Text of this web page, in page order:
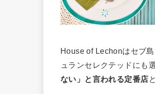
House of Lechonはセブ
ュランセレクテッドにも
ない」と言われる定番店